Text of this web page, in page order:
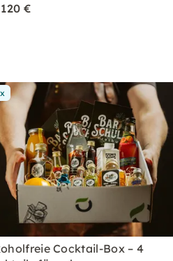
€
Cocktail-Box – 4